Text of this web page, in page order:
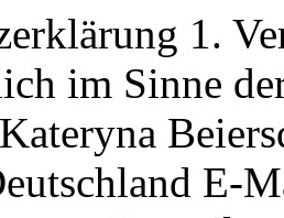
1.
im Sinne
E-